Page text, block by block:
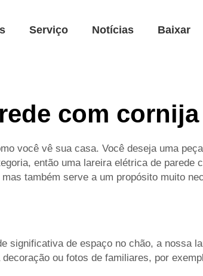
Serviço Notícias Baixar
com cornija
você vê sua casa. Você deseja uma
então uma lareira elétrica de parede
também serve a um propósito muito
significativa de espaço no chão, a nossa
ou fotos de familiares, por